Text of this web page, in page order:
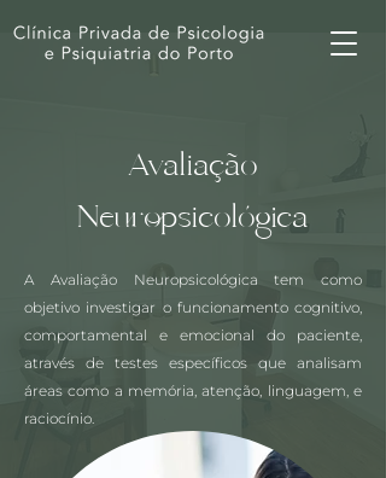
Avaliação
Neuropsicológica
A Avaliação Neuropsicológica tem como
objetivo investigar o funcionamento cognitivo,
comportamental e emocional do paciente,
através de testes específicos que analisam
áreas como a memória, atenção, linguagem, e
raciocínio.